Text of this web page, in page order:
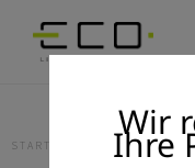
STARTSEITE LED-
Wir
Ihre